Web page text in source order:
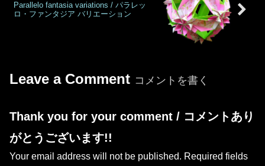
Parallelo fantasia variations / パラレッ
ロ・ファンタジア バリエーション
Leave a Comment コメントを書く
Thank you for your comment / コメントあり
がとうございます!!
Your email address will not be published. Required fields